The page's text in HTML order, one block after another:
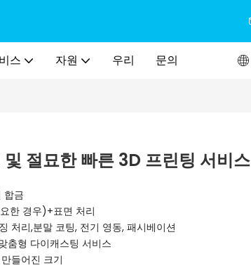
스 자원 우리 문의
절묘한 빠른 3D 프린팅 서비스
합금
한 경우)+표면 처리
처리,분말 코팅, 전기 영동, 패시베이션
춤형 다이캐스팅 서비스
들어진 크기